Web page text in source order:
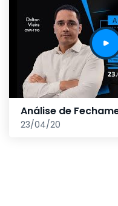
Análise de
23/04/20